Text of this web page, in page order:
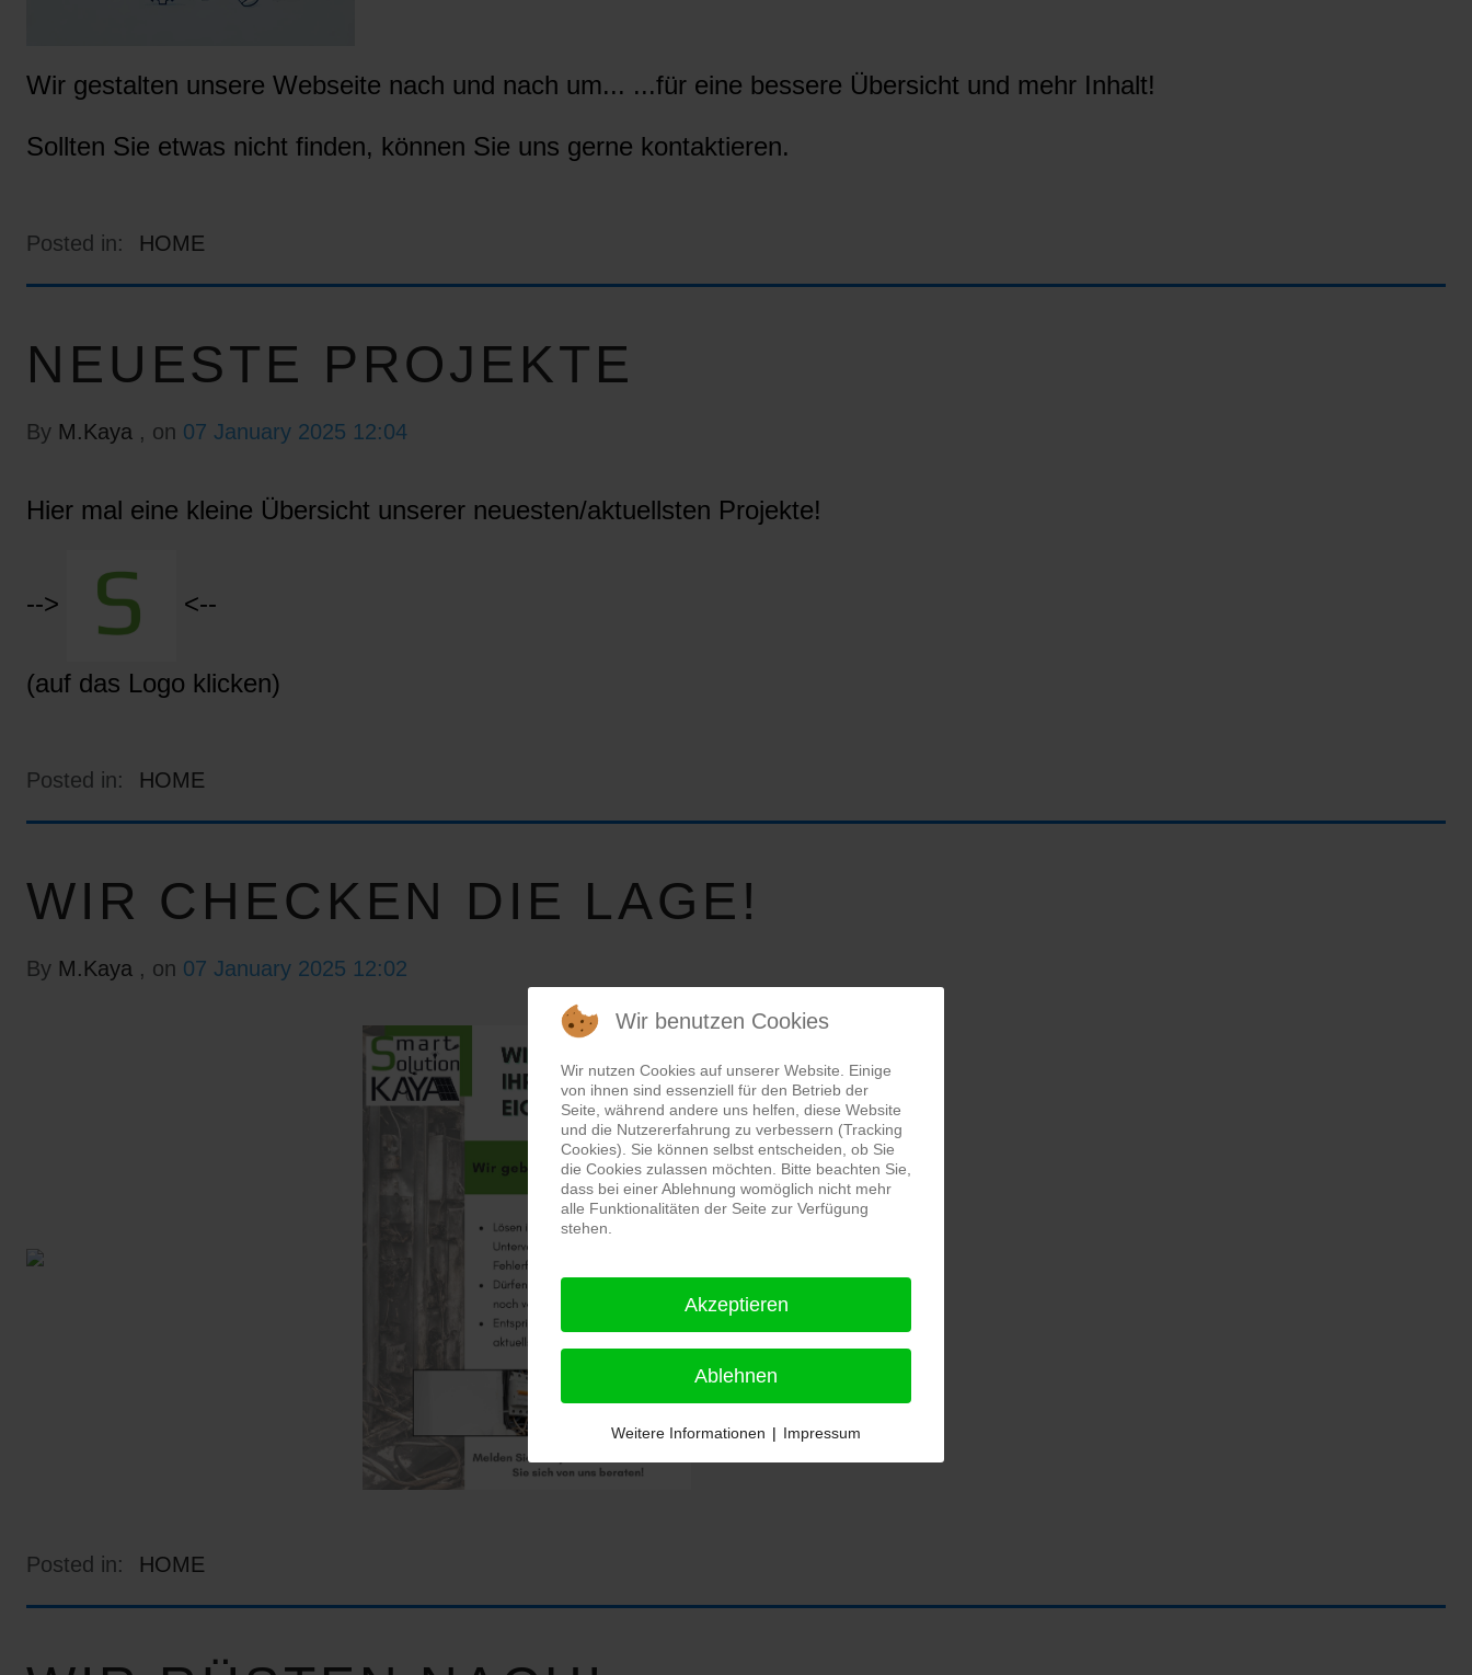
Wir gestalten unsere Webseite nach und nach um... ...für eine bessere Übersicht und mehr Inhalt!
Sollten Sie etwas nicht finden, können Sie uns gerne kontaktieren.
Posted in: HOME
NEUESTE PROJEKTE
By M.Kaya , on 07 January 2025 12:04
Hier mal eine kleine Übersicht unserer neuesten/aktuellsten Projekte!
--> <--
(auf das Logo klicken)
Posted in: HOME
WIR CHECKEN DIE LAGE!
By M.Kaya , on 07 January 2025 12:02
Posted in: HOME
Wir benutzen Cookies
Wir nutzen Cookies auf unserer Website. Einige
von ihnen sind essenziell für den Betrieb der
Seite, während andere uns helfen, diese Website
und die Nutzererfahrung zu verbessern (Tracking
Cookies). Sie können selbst entscheiden, ob Sie
die Cookies zulassen möchten. Bitte beachten Sie,
dass bei einer Ablehnung womöglich nicht mehr
alle Funktionalitäten der Seite zur Verfügung
stehen.
Akzeptieren
Ablehnen
Weitere Informationen | Impressum